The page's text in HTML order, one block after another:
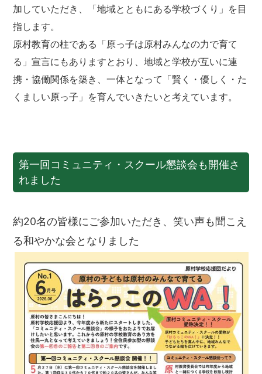
加していただき、「地域とともにある学校づくり」を目
指します。
原村教育の柱である「原っ子は原村みんなの力で育て
る」宣言にもありますとおり、地域と学校が互いに連
携・協働関係を築き、一体となって「賢く・優しく・た
くましい原っ子」を育んでいきたいと考えています。
第一回コミュニティ・スクール懇談会も開催さ
れました
約20名の皆様にご参加いただき、笑い声も聞こえ
る和やかな会となりました